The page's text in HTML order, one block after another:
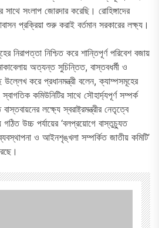
সংলাপ জোরদার করেছি। রোহিঙ্গাদের
প্রক্রিয়া শুরু করাই বর্তমান সরকারের লক্ষ্য।
নিরাপত্তা নিশ্চিত করে শান্তিপূর্ণ পরিবেশ বজায়
অত্যন্ত সুচিন্তিত, বাস্তবধর্মী ও
করে প্রধানমন্ত্রী বলেন, ক্যাম্পসমূহের
কমিউনিটির সাথে সৌহার্দ্যপূর্ণ সম্পর্ক
লক্ষ্যে স্বরাষ্ট্রমন্ত্রীর নেতৃত্বে
গঠিত উচ্চ পর্যায়ের ‘বলপ্রয়োগে বাস্তুচ্যুত
ও আইনশৃঙ্খলা সম্পর্কিত জাতীয় কমিটি’